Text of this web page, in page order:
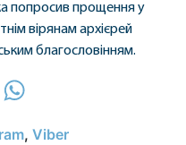
попросив прощення у
вірянам архієрей
благословінням.
Viber
, Viber